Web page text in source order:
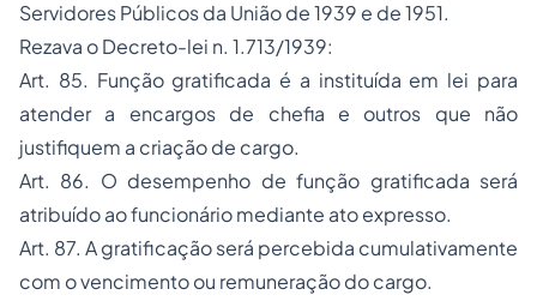
Servidores Públicos da União de 1939 e de 1951.
Rezava o Decreto-lei n. 1.713/1939:
Art. 85. Função gratificada é a instituída em lei para
atender a encargos de chefia e outros que não
justifiquem a criação de cargo.
Art. 86. O desempenho de função gratificada será
atribuído ao funcionário mediante ato expresso.
Art. 87. A gratificação será percebida cumulativamente
com o vencimento ou remuneração do cargo.